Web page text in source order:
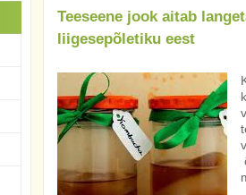
Teeseene jook aitab
liigesepõletiku eest